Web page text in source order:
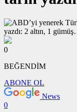
0
BEĞENDİM
ABONE OL
News
0